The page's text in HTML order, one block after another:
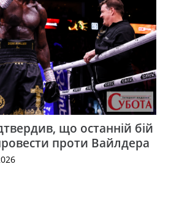
що останній бій
проти Вайлдера